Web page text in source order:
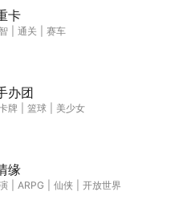
卡
通关
赛车
办团
牌 篮球
美少女
缘
ARPG 仙侠
开放世界